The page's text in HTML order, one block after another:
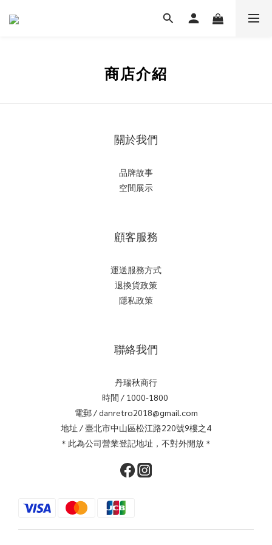
商店介紹
關於我們
品牌故事
空間展示
顧客服務
運送服務方式
退換貨政策
隱私政策
聯絡我們
丹瑞秋商行
時間 / 1000-1800
電郵 / danretro2018@gmail.com
地址 / 臺北市中山區松江路220號9樓之4
＊此為公司營業登記地址，不對外開放＊